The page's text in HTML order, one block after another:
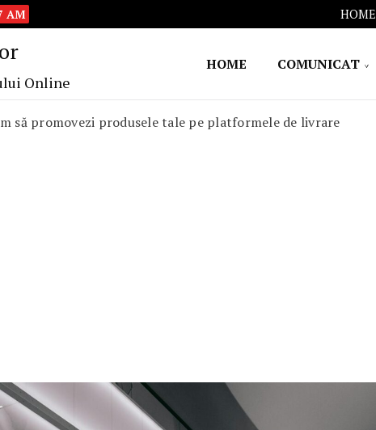
AM HOME
Online
HOME COMUNICAT
să promovezi produsele tale pe platformele de livrare